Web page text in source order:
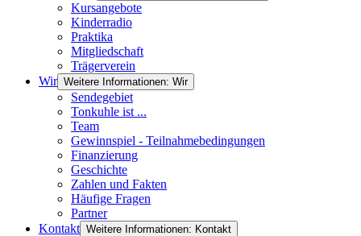
Kursangebote
Kinderradio
Praktika
Mitgliedschaft
Trägerverein
Wir Weitere Informationen: Wir
Sendegebiet
Tonkuhle ist ...
Team
Gewinnspiel - Teilnahmebedingungen
Finanzierung
Geschichte
Zahlen und Fakten
Häufige Fragen
Partner
Kontakt Weitere Informationen: Kontakt